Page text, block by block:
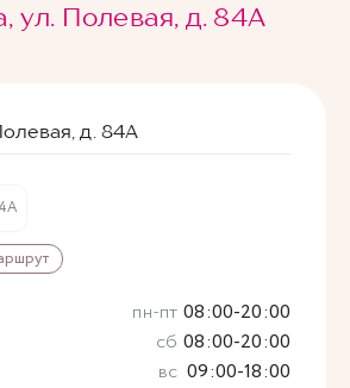
ул. Полевая, д. 84А
д. 84А
пн-пт 08:00-20:00
сб 08:00-20:00
вс 09:00-18:00